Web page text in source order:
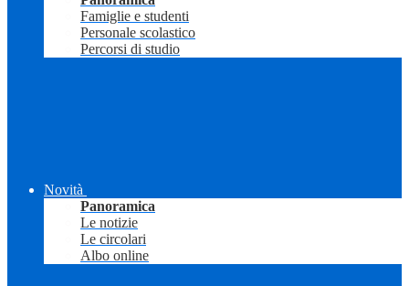
Famiglie e studenti
Personale scolastico
Percorsi di studio
Novità
Panoramica
Le notizie
Le circolari
Albo online